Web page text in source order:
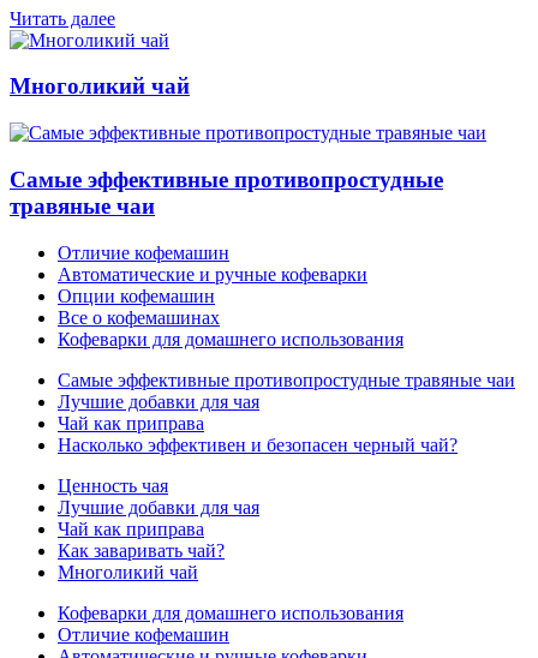
Читать далее
Многоликий чай
Самые эффективные противопростудные
травяные чаи
Отличие кофемашин
Автоматические и ручные кофеварки
Опции кофемашин
Все о кофемашинах
Кофеварки для домашнего использования
Самые эффективные противопростудные травяные чаи
Лучшие добавки для чая
Чай как приправа
Насколько эффективен и безопасен черный чай?
Ценность чая
Лучшие добавки для чая
Чай как приправа
Как заваривать чай?
Многоликий чай
Кофеварки для домашнего использования
Отличие кофемашин